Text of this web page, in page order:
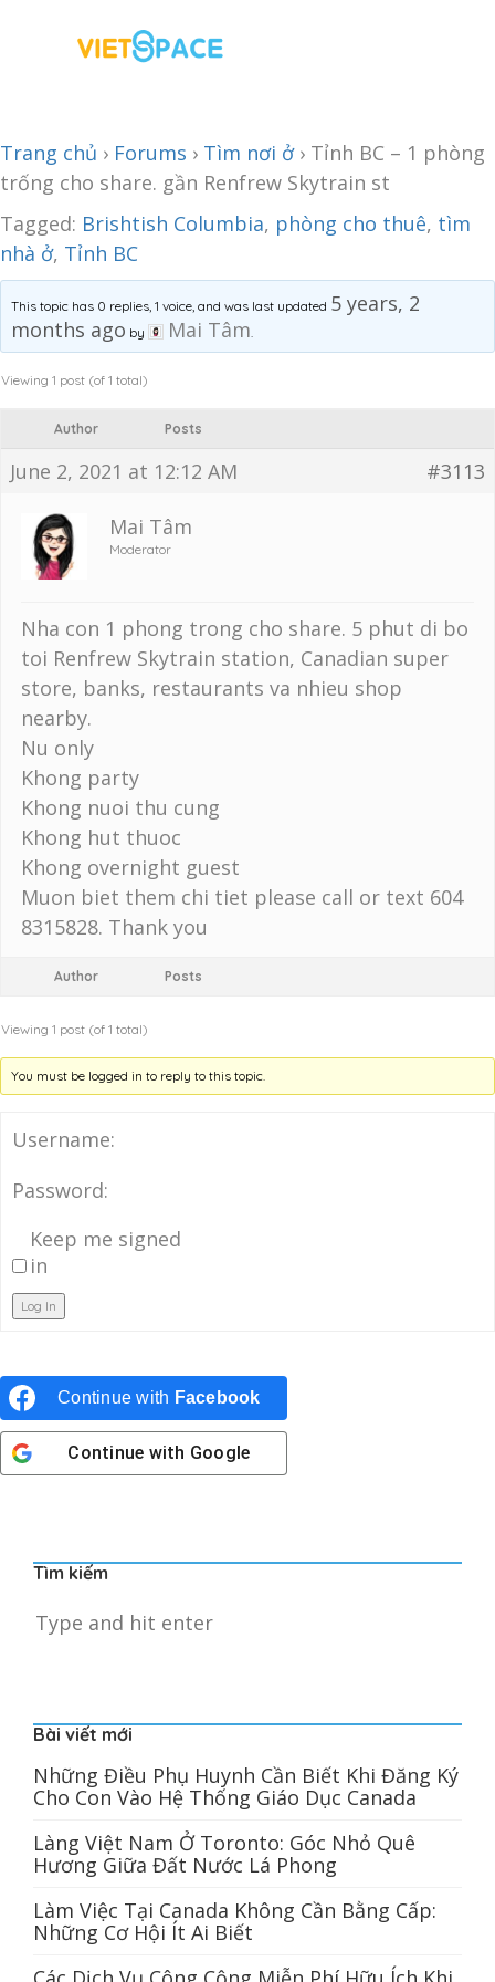
Trang chủ › Forums › Tìm nơi ở › Tỉnh BC – 1 phòng
trống cho share. gần Renfrew Skytrain st
Tagged: Brishtish Columbia, phòng cho thuê, tìm
nhà ở, Tỉnh BC
This topic has 0 replies, 1 voice, and was last updated 5 years, 2
months ago by Mai Tâm.
Viewing 1 post (of 1 total)
Author Posts
June 2, 2021 at 12:12 AM #3113
Mai Tâm
Moderator
Nha con 1 phong trong cho share. 5 phut di bo
toi Renfrew Skytrain station, Canadian super
store, banks, restaurants va nhieu shop
nearby.
Nu only
Khong party
Khong nuoi thu cung
Khong hut thuoc
Khong overnight guest
Muon biet them chi tiet please call or text 604
8315828. Thank you
Author Posts
Viewing 1 post (of 1 total)
You must be logged in to reply to this topic.
Username:
Password:
Keep me signed
in
Log In
Continue with Facebook
Continue with Google
Tìm kiếm
Bài viết mới
Những Điều Phụ Huynh Cần Biết Khi Đăng Ký
Cho Con Vào Hệ Thống Giáo Dục Canada
Làng Việt Nam Ở Toronto: Góc Nhỏ Quê
Hương Giữa Đất Nước Lá Phong
Làm Việc Tại Canada Không Cần Bằng Cấp:
Những Cơ Hội Ít Ai Biết